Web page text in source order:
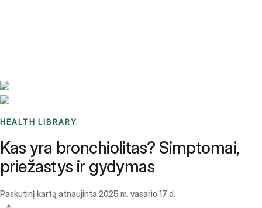
HEALTH LIBRARY
Kas yra bronchiolitas? Simptomai,
priežastys ir gydymas
Paskutinį kartą atnaujinta 2025 m. vasario 17 d.